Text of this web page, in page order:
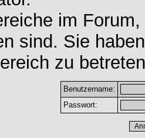
im
sind. Sie
zu
Benutzername:
Passwort: